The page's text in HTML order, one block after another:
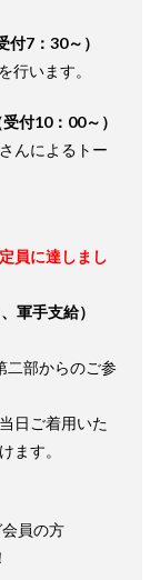
7：30～）
行います。
付10：00～）
んによるトー
員に達しまし
軍手支給）
二部からのご参
日ご着用いた
ます。
員の方